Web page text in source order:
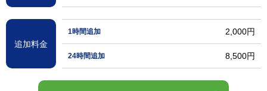
追加料金
1時間追加 2,000円
24時間追加 8,500円